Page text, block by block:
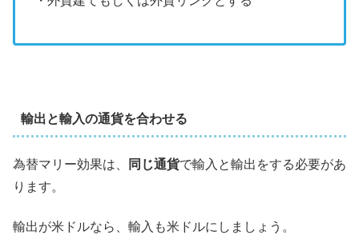
輸出と輸入の通貨を合わせる
為替マリー効果は、 同じ通貨で輸入と輸出をする必要があ
ります。
輸出が米ドルなら、輸入も米ドルにしましょう。